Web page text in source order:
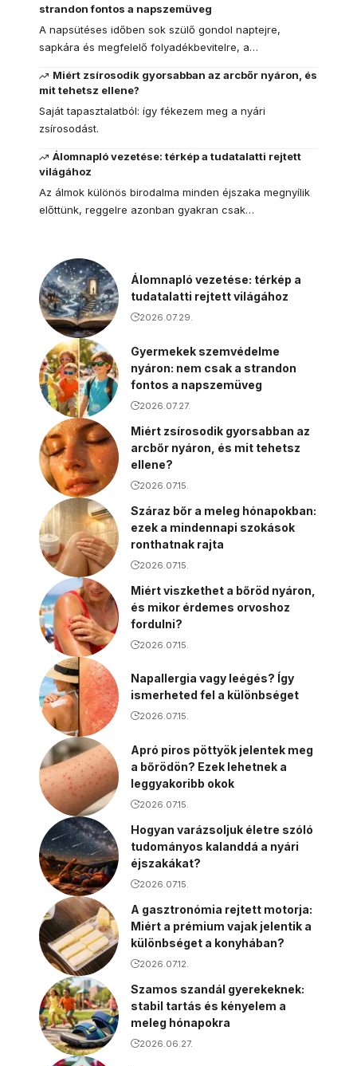
strandon fontos a napszemüveg
A napsütéses időben sok szülő gondol naptejre,
sapkára és megfelelő folyadékbevitelre, a…
Miért zsírosodik gyorsabban az arcbőr nyáron, és
mit tehetsz ellene?
Saját tapasztalatból: így fékezem meg a nyári
zsírosodást.
Álomnapló vezetése: térkép a tudatalatti rejtett
világához
Az álmok különös birodalma minden éjszaka megnyílik
előttünk, reggelre azonban gyakran csak…
Álomnapló vezetése: térkép a
tudatalatti rejtett világához
2026.07.29.
Gyermekek szemvédelme
nyáron: nem csak a strandon
fontos a napszemüveg
2026.07.27.
Miért zsírosodik gyorsabban az
arcbőr nyáron, és mit tehetsz
ellene?
2026.07.15.
Száraz bőr a meleg hónapokban:
ezek a mindennapi szokások
ronthatnak rajta
2026.07.15.
Miért viszkethet a bőröd nyáron,
és mikor érdemes orvoshoz
fordulni?
2026.07.15.
Napallergia vagy leégés? Így
ismerheted fel a különbséget
2026.07.15.
Apró piros pöttyök jelentek meg
a bőrödön? Ezek lehetnek a
leggyakoribb okok
2026.07.15.
Hogyan varázsoljuk életre szóló
tudományos kalanddá a nyári
éjszakákat?
2026.07.15.
A gasztronómia rejtett motorja:
Miért a prémium vajak jelentik a
különbséget a konyhában?
2026.07.12.
Szamos szandál gyerekeknek:
stabil tartás és kényelem a
meleg hónapokra
2026.06.27.